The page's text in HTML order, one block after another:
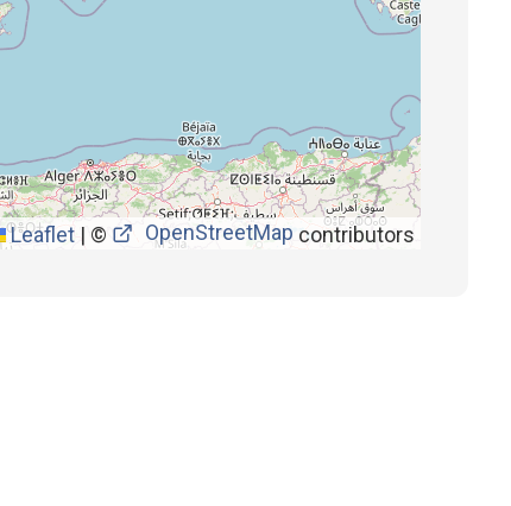
Leaflet | © OpenStreetMap contributors